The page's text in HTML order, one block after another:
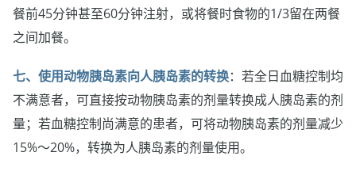
餐前45分钟甚至60分钟注射，或将餐时食物的1/3留在两餐
之间加餐。
七、使用动物胰岛素向人胰岛素的转换：若全日血糖控制均
不满意者，可直接按动物胰岛素的剂量转换成人胰岛素的剂
量；若血糖控制尚满意的患者，可将动物胰岛素的剂量减少
15%～20%，转换为人胰岛素的剂量使用。